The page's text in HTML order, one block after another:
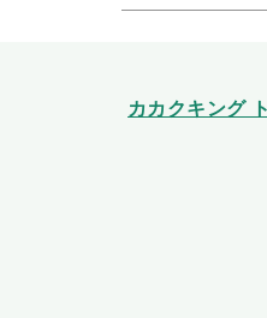
カカクキング